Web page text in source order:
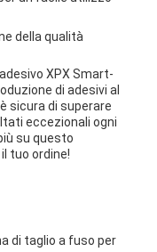
della qualità
XPX Smart-
di adesivi al
sicura di superare
eccezionali ogni
su questo
tuo ordine!
di taglio a fuso per